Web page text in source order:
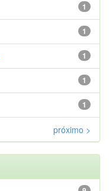
1
1
1
1
1
próximo >